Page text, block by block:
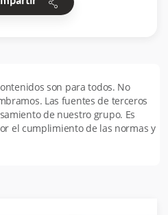
son para todos. No
Las fuentes de terceros
de nuestro grupo. Es
el cumplimiento de las normas y